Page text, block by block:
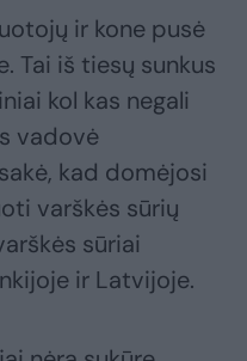
ir kone pusė
Tai iš tiesų sunkus
kol kas negali
vadovė
kad domėjosi
varškės sūrių
sūriai
ir Latvijoje.